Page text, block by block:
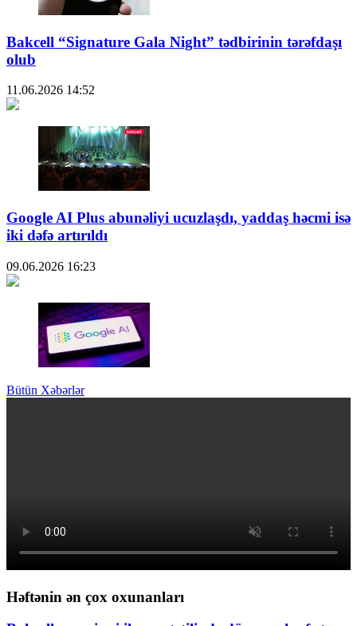
Bakcell “Signature Gala Night” tədbirinin tərəfdaşı
olub
11.06.2026 14:52
Google AI Plus abunəliyi ucuzlaşdı, yaddaş həcmi isə
iki dəfə artırıldı
09.06.2026 16:23
Bütün Xəbərlər
Həftənin ən çox oxunanları